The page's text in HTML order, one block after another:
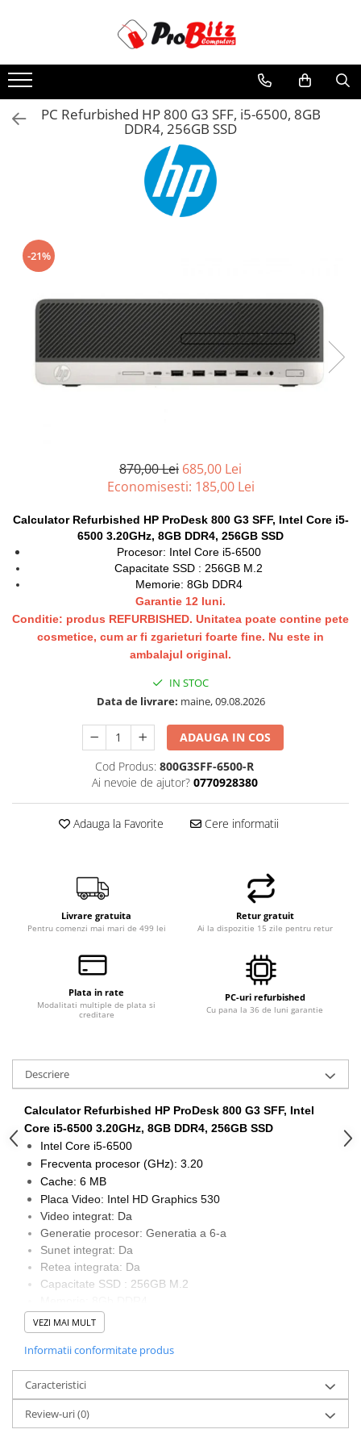
Laptopuri si accesorii
Laptopuri
Memorii laptop
Hard Disk-uri laptop
Componente REFURBISHED Laptop
Hard Disk-uri Refurbished
Accesorii Laptop
Docking stations
PC, Componente & Software
Calculatoare
Calculatoare NOI
Calculatoare Mini NOI
Calculatoare SECOND-HAND
Calculatoare GAMING
Calculatoare REFURBISHED
Calculatoare WORKSTATION
Hard Disk-uri Desktop
Placi video
Placi de baza
Ventilatoare carcasa
Placi de baza REFURBISHED
Procesoare
Calculatoare All-in-One NOI
All-in-One REFURBISHED
Calculatoare All-in-One RENEW
Componente All-in-One
Monitoare
Monitoare NOI
Monitoare Refurbished
Monitoare Renew
Monitoare Second-Hand
Servere
Hard Disk-uri SERVER
Accesorii server
Memorii RAM Server
Procesoare server
PC Refurbished HP 800 G3 SFF, i5-6500, 8GB
DDR4, 256GB SSD
-21%
870,00 Lei 685,00 Lei
Economisesti: 185,00 Lei
Calculator Refurbished HP ProDesk 800 G3 SFF, Intel Core i5-
6500 3.20GHz, 8GB DDR4, 256GB SSD
Procesor: Intel Core i5-6500
Capacitate SSD : 256GB M.2
Memorie: 8Gb DDR4
Garantie 12 luni.
Conditie: produs REFURBISHED. Unitatea poate contine pete
cosmetice, cum ar fi zgarieturi foarte fine. Nu este in
ambalajul original.
IN STOC
Data de livrare: maine, 09.08.2026
ADAUGA IN COS
Cod Produs: 800G3SFF-6500-R
Ai nevoie de ajutor? 0770928380
Adauga la Favorite Cere informatii
Livrare gratuita
Pentru comenzi mai mari de 499 lei
Retur gratuit
Ai la dispozitie 15 zile pentru retur
Plata in rate
Modalitati multiple de plata si
creditare
PC-uri refurbished
Cu pana la 36 de luni garantie
Descriere
Calculator Refurbished HP ProDesk 800 G3 SFF, Intel
Core i5-6500 3.20GHz, 8GB DDR4, 256GB SSD
Intel Core i5-6500
Frecventa procesor (GHz): 3.20
Cache: 6 MB
Placa Video: Intel HD Graphics 530
Video integrat: Da
Generatie procesor: Generatia a 6-a
Sunet integrat: Da
Retea integrata: Da
Capacitate SSD : 256GB M.2
Carcasa: SFF/Desktop
Porturi: 10x USB, 2x Audio, 2x Display Port, 1x RJ-45
Garantie 12 luni.
VEZI MAI MULT
Informatii conformitate produs
Caracteristici
Review-uri(0)